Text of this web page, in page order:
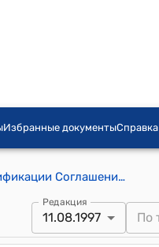
Избранные документыСправка
Указ Президента КР от 11 августа 1997 года УП №224 "О ратификации Соглашения о кредите между Кыргызской Республикой и Кувейтским фондом Арабского экономического развития по проекту развития телекоммуникационной структуры города Ош"
Редакция
11.08.1997